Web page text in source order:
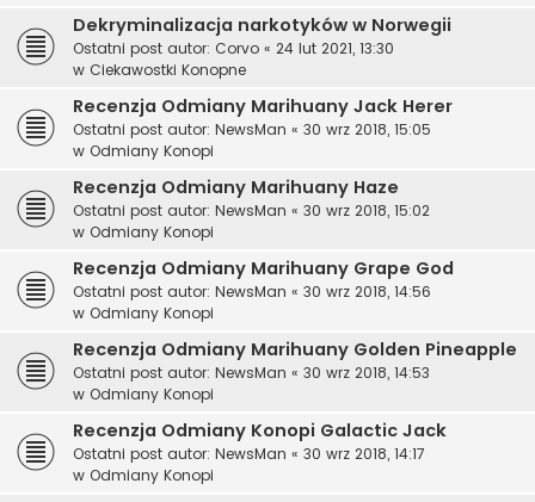
Dekryminalizacja narkotyków w Norwegii
Ostatni post autor: Corvo « 24 lut 2021, 13:30
w Ciekawostki Konopne
Recenzja Odmiany Marihuany Jack Herer
Ostatni post autor: NewsMan « 30 wrz 2018, 15:05
w Odmiany Konopi
Recenzja Odmiany Marihuany Haze
Ostatni post autor: NewsMan « 30 wrz 2018, 15:02
w Odmiany Konopi
Recenzja Odmiany Marihuany Grape God
Ostatni post autor: NewsMan « 30 wrz 2018, 14:56
w Odmiany Konopi
Recenzja Odmiany Marihuany Golden Pineapple
Ostatni post autor: NewsMan « 30 wrz 2018, 14:53
w Odmiany Konopi
Recenzja Odmiany Konopi Galactic Jack
Ostatni post autor: NewsMan « 30 wrz 2018, 14:17
w Odmiany Konopi